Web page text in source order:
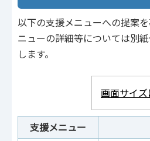
以下の支援メニューへの提案
ニューの詳細等については別
します。
画面サイ
支援メニュー